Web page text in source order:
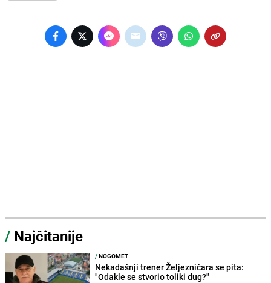
/ Najčitanije
/NOGOMET
Nekadašnji trener Željezničara se pita:
"Odakle se stvorio toliki dug?"